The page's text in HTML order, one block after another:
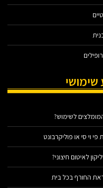
שימושי
לשימוש?
וי סי או פוליקרבונט
לאיטום חיצוני?
החורף בכל בית